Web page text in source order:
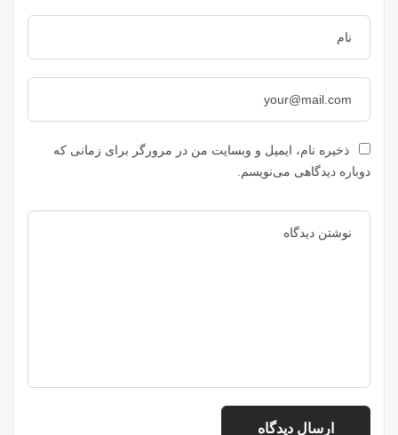
ذخیره نام، ایمیل و وبسایت من در مرورگر برای زمانی که
دوباره دیدگاهی می‌نویسم.